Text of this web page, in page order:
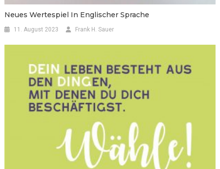
Neues Wertespiel In Englischer Sprache
11. August 2023 Frank H. Sauer